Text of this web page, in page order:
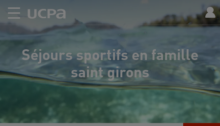
Séjours sportifs en famille
saint girons